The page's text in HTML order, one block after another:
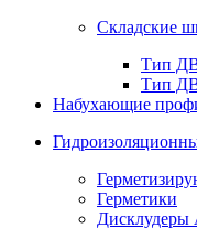
Складские
Тип
Тип
Набухающие
Герметики
Дисклудеры